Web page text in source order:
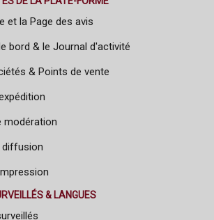
et la Page des avis
bord & le Journal d'activité
& Points de vente
modération
diffusion
& LANGUES